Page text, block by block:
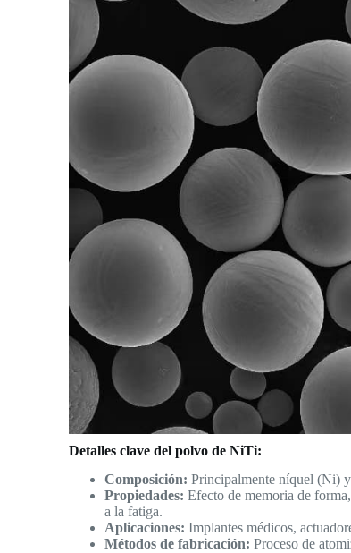
Detalles clave del polvo de NiTi:
Composición: Principalmente níquel (Ni)
Propiedades: Efecto de memoria de
a la fatiga.
Aplicaciones: Implantes médicos,
Métodos de fabricación: Proceso de